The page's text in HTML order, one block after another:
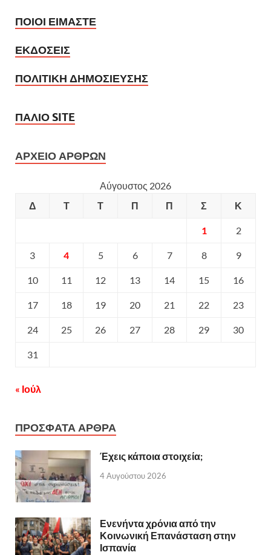
ΠΟΙΟΙ ΕΙΜΑΣΤΕ
ΕΚΔΟΣΕΙΣ
ΠΟΛΙΤΙΚΗ ΔΗΜΟΣΙΕΥΣΗΣ
ΠΑΛΙΟ SITE
ΑΡΧΕΙΟ ΑΡΘΡΩΝ
Αύγουστος 2026
Δ
Τ Τ Π Π Σ Κ
1 2
3 4 5 6 7 8 9
10 11 12 13 14 15 16
17 18 19 20 21 22 23
24 25 26 27 28 29 30
31
« Ιούλ
ΠΡΟΣΦΑΤΑ ΑΡΘΡΑ
Έχεις κάποια στοιχεία;
4 Αυγούστου 2026
Ενενήντα χρόνια από την
Κοινωνική Επανάσταση στην
Ισπανία